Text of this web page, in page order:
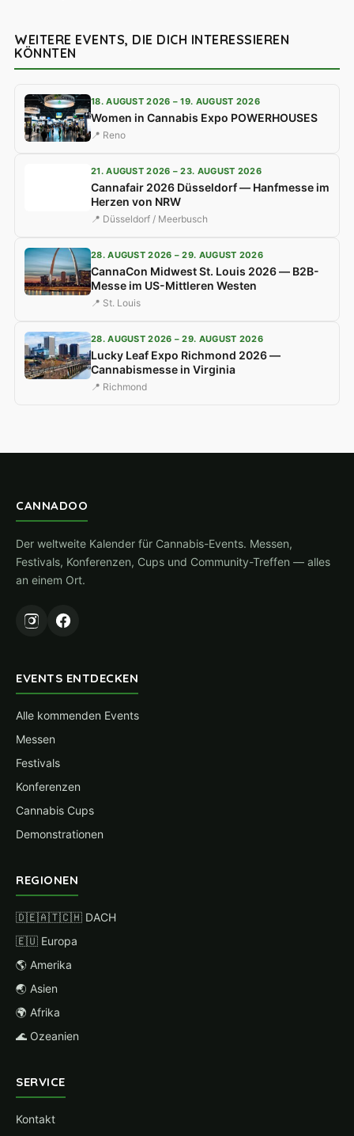
WEITERE EVENTS, DIE DICH INTERESSIEREN
KÖNNTEN
18. AUGUST 2026 – 19. AUGUST 2026
Women in Cannabis Expo POWERHOUSES
📍 Reno
21. AUGUST 2026 – 23. AUGUST 2026
Cannafair 2026 Düsseldorf — Hanfmesse im
Herzen von NRW
📍 Düsseldorf / Meerbusch
28. AUGUST 2026 – 29. AUGUST 2026
CannaCon Midwest St. Louis 2026 — B2B-
Messe im US-Mittleren Westen
📍 St. Louis
28. AUGUST 2026 – 29. AUGUST 2026
Lucky Leaf Expo Richmond 2026 —
Cannabismesse in Virginia
📍 Richmond
CANNADOO
Der weltweite Kalender für Cannabis-Events. Messen,
Festivals, Konferenzen, Cups und Community-Treffen — alles
an einem Ort.
EVENTS ENTDECKEN
Alle kommenden Events
Messen
Festivals
Konferenzen
Cannabis Cups
Demonstrationen
REGIONEN
🇩🇪🇦🇹🇨🇭 DACH
🇪🇺 Europa
🌎 Amerika
🌏 Asien
🌍 Afrika
🌊 Ozeanien
SERVICE
Kontakt